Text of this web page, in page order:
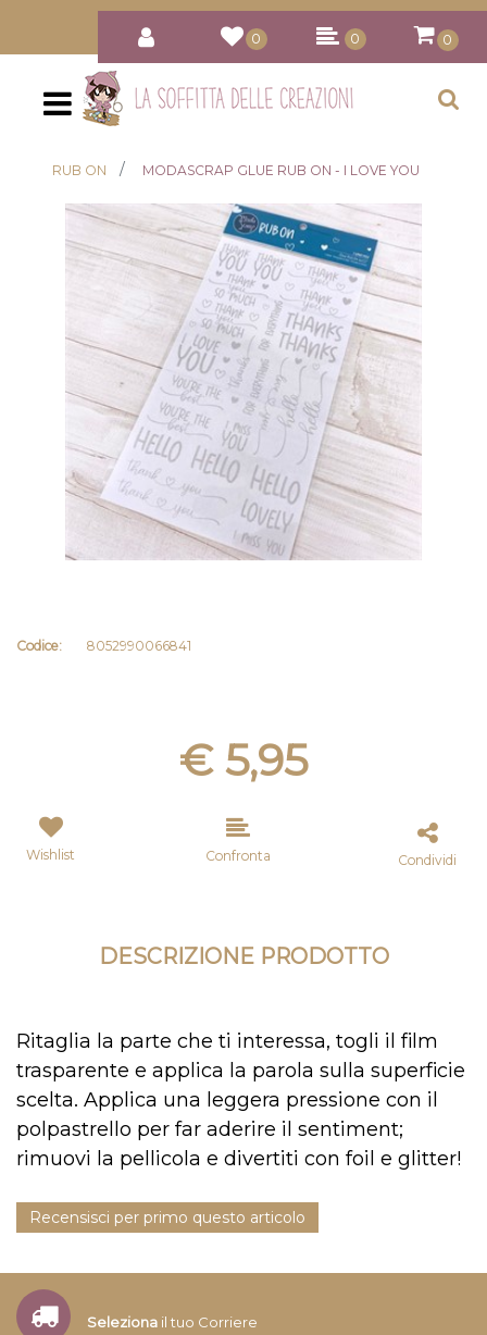
0 0 0
Open
RUB ON MODASCRAP GLUE RUB ON - I LOVE YOU
Codice: 8052990066841
€ 5,95
Wishlist Confronta Condividi
DESCRIZIONE PRODOTTO
Ritaglia la parte che ti interessa, togli il film
trasparente e applica la parola sulla superficie
scelta. Applica una leggera pressione con il
polpastrello per far aderire il sentiment;
rimuovi la pellicola e divertiti con foil e glitter!
Recensisci per primo questo articolo
Seleziona il tuo Corriere